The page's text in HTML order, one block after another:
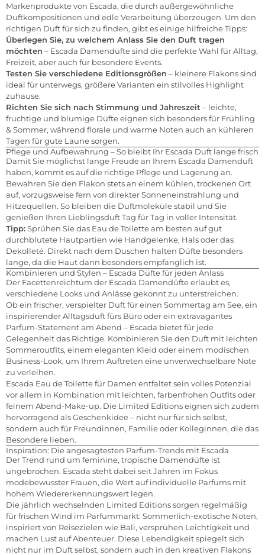
Markenprodukte von Escada, die durch außergewöhnliche
Duftkompositionen und edle Verarbeitung überzeugen. Um den
richtigen Duft für sich zu finden, gibt es einige hilfreiche Tipps:
Überlegen Sie, zu welchem Anlass Sie den Duft tragen
möchten – Escada Damendüfte sind die perfekte Wahl für Alltag,
Freizeit, aber auch für besondere Events.
Testen Sie verschiedene Editionsgrößen – kleinere Flakons sind
ideal für unterwegs, größere Varianten ein stilvolles Highlight
zuhause.
Richten Sie sich nach Stimmung und Jahreszeit – leichte,
fruchtige und blumige Düfte eignen sich besonders für Frühling
& Sommer, während florale und warme Noten auch an kühleren
Tagen für gute Laune sorgen.
Pflege und Aufbewahrung – So bleibt Ihr Escada Duft lange frisch
Damit Sie möglichst lange Freude an Ihrem Escada Damenduft
haben, kommt es auf die richtige Pflege und Lagerung an.
Bewahren Sie den Flakon stets an einem kühlen, trockenen Ort
auf, vorzugsweise fern von direkter Sonneneinstrahlung und
Hitzequellen. So bleiben die Duftmoleküle stabil und Sie
genießen Ihren Lieblingsduft Tag für Tag in voller Intensität.
Tipp:Sprühen Sie das Eau de Toilette am besten auf gut
durchblutete Hautpartien wie Handgelenke, Hals oder das
Dekolleté. Direkt nach dem Duschen halten Düfte besonders
lange, da die Haut dann besonders empfänglich ist.
Kombinieren und Stylen – Escada Düfte für jeden Anlass
Der Facettenreichtum der Escada Damendüfte erlaubt es,
verschiedene Looks und Anlässe gekonnt zu unterstreichen.
Ob ein frischer, verspielter Duft für einen Sommertag am See, ein
inspirierender Alltagsduft fürs Büro oder ein extravagantes
Parfum-Statement am Abend – Escada bietet für jede
Gelegenheit das Richtige. Kombinieren Sie den Duft mit leichten
Sommeroutfits, einem eleganten Kleid oder einem modischen
Business-Look, um Ihrem Auftreten eine unverwechselbare Note
zu verleihen.
Escada Eau de Toilette für Damen entfaltet sein volles Potenzial
vor allem in Kombination mit leichten, farbenfrohen Outfits oder
feinem Abend-Make-up. Die Limited Editions eignen sich zudem
hervorragend als Geschenkidee – nicht nur für sich selbst,
sondern auch für Freundinnen, Familie oder Kolleginnen, die das
Besondere lieben.
Inspiration: Die angesagtesten Parfum-Trends mit Escada
Der Trend rund um feminine, tropische Damendüfte ist
ungebrochen. Escada steht dabei seit Jahren im Fokus
modebewusster Frauen, die Wert auf individuelle Parfums mit
hohem Wiedererkennungswert legen.
Die jährlich wechselnden Limited Editions sorgen regelmäßig
für frischen Wind im Parfummarkt: Sommerlich-exotische Noten,
inspiriert von Reisezielen wie Bali, versprühen Leichtigkeit und
machen Lust auf Abenteuer. Diese Lebendigkeit spiegelt sich
nicht nur im Duft selbst, sondern auch in den kreativen Flakons